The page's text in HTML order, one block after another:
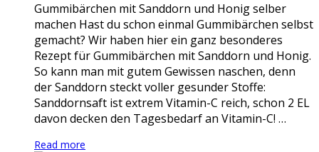
Gummibärchen mit Sanddorn und Honig selber
machen Hast du schon einmal Gummibärchen selbst
gemacht? Wir haben hier ein ganz besonderes
Rezept für Gummibärchen mit Sanddorn und Honig.
So kann man mit gutem Gewissen naschen, denn
der Sanddorn steckt voller gesunder Stoffe:
Sanddornsaft ist extrem Vitamin-C reich, schon 2 EL
davon decken den Tagesbedarf an Vitamin-C! …
Read more